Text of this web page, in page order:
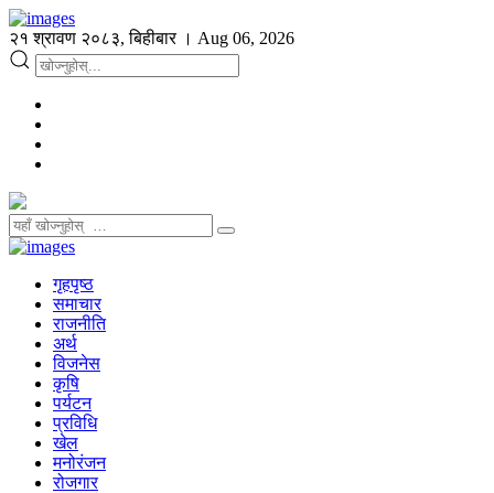
२१ श्रावण २०८३, बिहीबार । Aug 06, 2026
गृहपृष्ठ
समाचार
राजनीति
अर्थ
विजनेस
कृषि
पर्यटन
प्रविधि
खेल
मनोरंजन
रोजगार